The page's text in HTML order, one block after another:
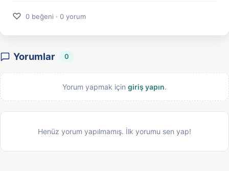
♡ 0 beğeni · 0 yorum
Yorumlar 0
Yorum yapmak için giriş yapın.
Henüz yorum yapılmamış. İlk yorumu sen yap!